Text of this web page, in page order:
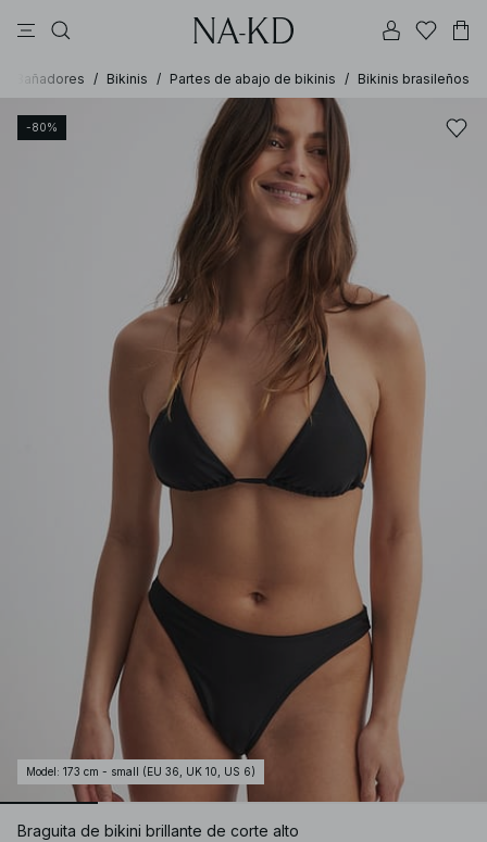
Bañadores / Bikinis / Partes de abajo de bikinis / Bikinis brasileños
-80%
Model : 173 cm - small (EU 36, UK 10, US 6)
Braguita de bikini brillante de corte alto